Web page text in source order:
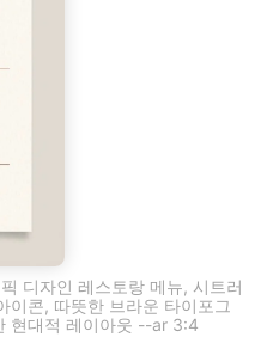
디자인 레스토랑 메뉴, 시트러
이콘, 따뜻한 브라운 타이포그
현대적 레이아웃 --ar 3:4